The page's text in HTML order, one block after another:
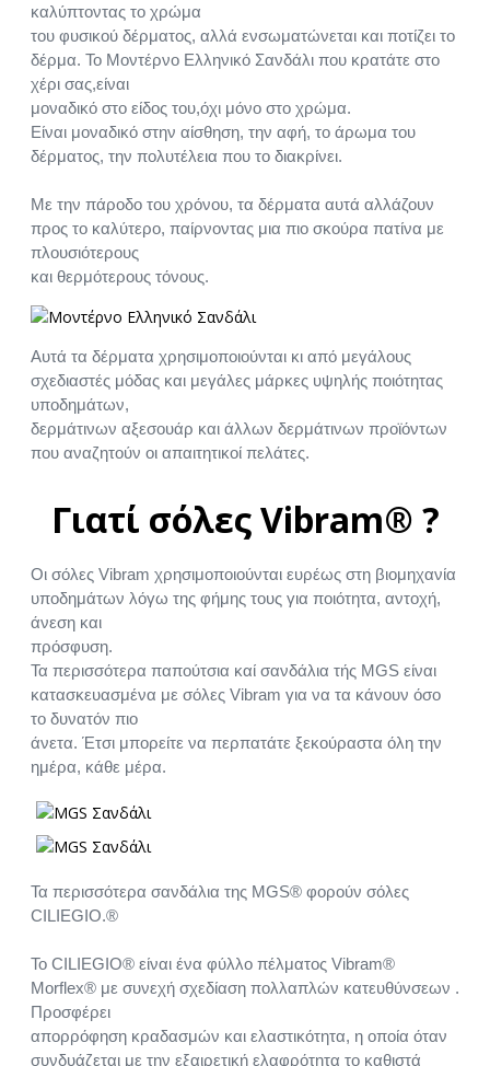
καλύπτοντας το χρώμα
του φυσικού δέρματος, αλλά ενσωματώνεται και ποτίζει το
δέρμα. Το Μοντέρνο Ελληνικό Σανδάλι που κρατάτε στο
χέρι σας,είναι
μοναδικό στο είδος του,όχι μόνο στο χρώμα.
Είναι μοναδικό στην αίσθηση, την αφή, το άρωμα του
δέρματος, την πολυτέλεια που το διακρίνει.
Με την πάροδο του χρόνου, τα δέρματα αυτά αλλάζουν
προς το καλύτερο, παίρνοντας μια πιο σκούρα πατίνα με
πλουσιότερους
και θερμότερους τόνους.
Αυτά τα δέρματα χρησιμοποιούνται κι από μεγάλους
σχεδιαστές μόδας και μεγάλες μάρκες υψηλής ποιότητας
υποδημάτων,
δερμάτινων αξεσουάρ και άλλων δερμάτινων προϊόντων
που αναζητούν οι απαιτητικοί πελάτες.
Γιατί σόλες Vibram® ?
Οι σόλες Vibram χρησιμοποιούνται ευρέως στη βιομηχανία
υποδημάτων λόγω της φήμης τους για ποιότητα, αντοχή,
άνεση και
πρόσφυση.
Τα περισσότερα παπούτσια καί σανδάλια τής MGS είναι
κατασκευασμένα με σόλες Vibram για να τα κάνουν όσο
το δυνατόν πιο
άνετα. Έτσι μπορείτε να περπατάτε ξεκούραστα όλη την
ημέρα, κάθε μέρα.
Τα περισσότερα σανδάλια της MGS® φορούν σόλες
CILIEGIO.®
Το CILIEGIO® είναι ένα φύλλο πέλματος Vibram®
Morflex® με συνεχή σχεδίαση πολλαπλών κατευθύνσεων .
Προσφέρει
απορρόφηση κραδασμών και ελαστικότητα, η οποία όταν
συνδυάζεται με την εξαιρετική ελαφρότητα το καθιστά